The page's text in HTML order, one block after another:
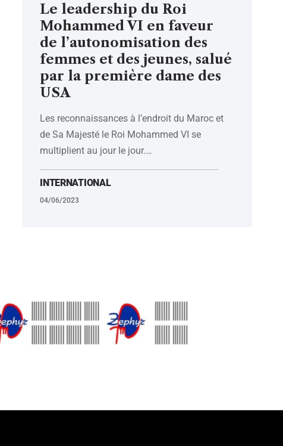
Le leadership du Roi
Mohammed VI en faveur
de l’autonomisation des
femmes et des jeunes, salué
par la première dame des
USA
Les reconnaissances à l’endroit du Maroc et
de Sa Majesté le Roi Mohammed VI se
multiplient au jour le jour.…
INTERNATIONAL
04/06/2023